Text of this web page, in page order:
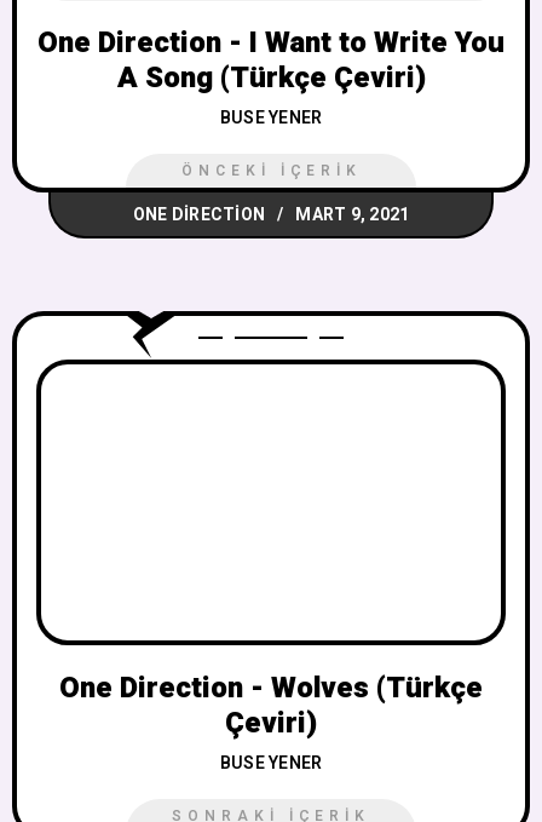
One Direction - I Want to Write You
A Song (Türkçe Çeviri)
BUSE YENER
ÖNCEKI İÇERIK
ONE DIRECTION MART 9, 2021
One Direction - Wolves (Türkçe
Çeviri)
BUSE YENER
SONRAKI İÇERIK